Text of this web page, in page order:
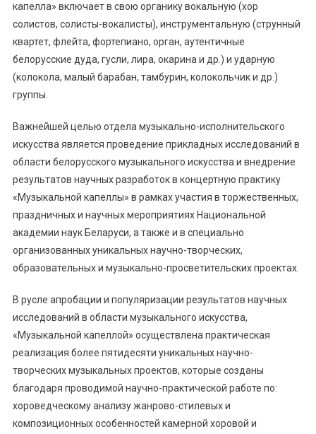
капелла» включает в свою органику вокальную (хор
солистов, солисты-вокалисты), инструментальную (струнный
квартет, флейта, фортепиано, орган, аутентичные
белорусские дуда, гусли, лира, окарина и др.) и ударную
(колокола, малый барабан, тамбурин, колокольчик и др.)
группы.
Важнейшей целью отдела музыкально-исполнительского
искусства является проведение прикладных исследований в
области белорусского музыкального искусства и внедрение
результатов научных разработок в концертную практику
«Музыкальной капеллы» в рамках участия в торжественных,
праздничных и научных мероприятиях Национальной
академии наук Беларуси, а также и в специально
организованных уникальных научно-творческих,
образовательных и музыкально-просветительских проектах.
В русле апробации и популяризации результатов научных
исследований в области музыкального искусства,
«Музыкальной капеллой» осуществлена практическая
реализация более пятидесяти уникальных научно-
творческих музыкальных проектов, которые созданы
благодаря проводимой научно-практической работе по:
хороведческому анализу жанрово-стилевых и
композиционных особенностей камерной хоровой и